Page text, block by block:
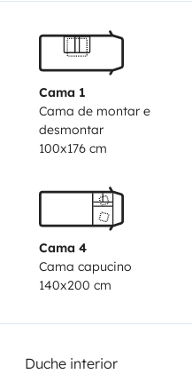
auch möglich.
kompakten Maße und
ca. 500 kg, verteilt auf
zur Zahlung: Die
oder Kreditkarte
Cama 1
Cama de montar e
desmontar
100x176 cm
Cama 4
Cama capucino
140x200 cm
Duche interior